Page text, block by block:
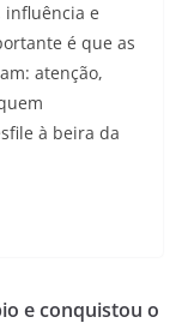
influência e
é que as
atenção,
à beira da
e conquistou o